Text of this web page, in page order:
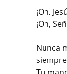
¡Oh,
¡Oh,
Nunca
Tu